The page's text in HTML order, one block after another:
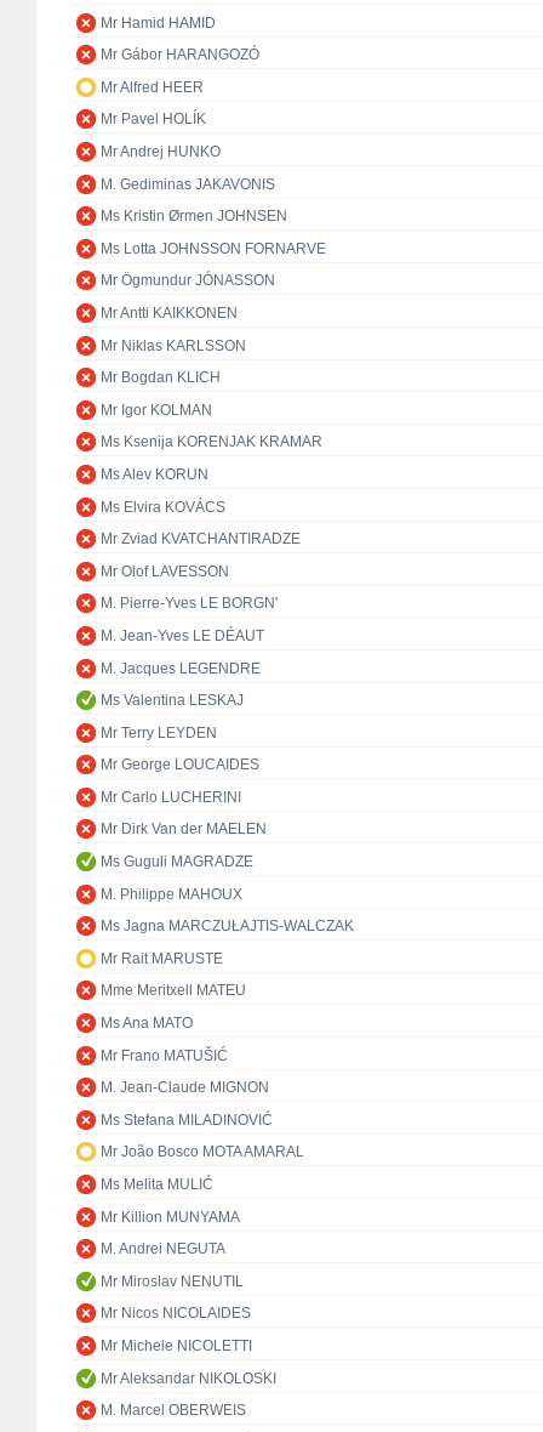
Mr Hamid HAMID
Mr Gábor HARANGOZÓ
Mr Alfred HEER
Mr Pavel HOLÍK
Mr Andrej HUNKO
M. Gediminas JAKAVONIS
Ms Kristin Ørmen JOHNSEN
Ms Lotta JOHNSSON FORNARVE
Mr Ögmundur JÓNASSON
Mr Antti KAIKKONEN
Mr Niklas KARLSSON
Mr Bogdan KLICH
Mr Igor KOLMAN
Ms Ksenija KORENJAK KRAMAR
Ms Alev KORUN
Ms Elvira KOVÁCS
Mr Zviad KVATCHANTIRADZE
Mr Olof LAVESSON
M. Pierre-Yves LE BORGN'
M. Jean-Yves LE DÉAUT
M. Jacques LEGENDRE
Ms Valentina LESKAJ
Mr Terry LEYDEN
Mr George LOUCAIDES
Mr Carlo LUCHERINI
Mr Dirk Van der MAELEN
Ms Guguli MAGRADZE
M. Philippe MAHOUX
Ms Jagna MARCZUŁAJTIS-WALCZAK
Mr Rait MARUSTE
Mme Meritxell MATEU
Ms Ana MATO
Mr Frano MATUŠIĆ
M. Jean-Claude MIGNON
Ms Stefana MILADINOVIĆ
Mr João Bosco MOTA AMARAL
Ms Melita MULIĆ
Mr Killion MUNYAMA
M. Andrei NEGUTA
Mr Miroslav NENUTIL
Mr Nicos NICOLAIDES
Mr Michele NICOLETTI
Mr Aleksandar NIKOLOSKI
M. Marcel OBERWEIS